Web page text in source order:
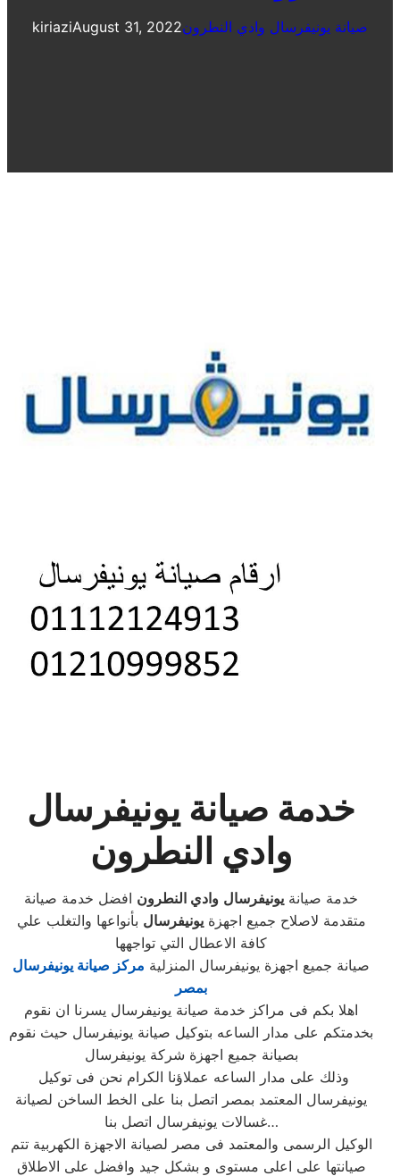
kiriaziAugust 31, 2022صيانة يونيفرسال وادي النطرون
خدمة صيانة يونيفرسال
وادي النطرون
خدمة صيانة يونيفرسال وادي النطرون افضل خدمة صيانة
متقدمة لاصلاح جميع اجهزةيونيفرسال بأنواعها والتغلب علي
كافة الاعطال التي تواجهها
صيانة جميع اجهزة يونيفرسال المنزلية مركز صيانة يونيفرسال
بمصر
اهلا بكم فى مراكز خدمة صيانة يونيفرسال يسرنا ان نقوم
بخدمتكم على مدار الساعه بتوكيل صيانة يونيفرسال حيث نقوم
بصيانة جميع اجهزة شركة يونيفرسال
يونيفرسال المعتمد بمصر اتصل بنا على الخط الساخن لصيانة
غسالات يونيفرسال اتصل بنا…
الوكيل الرسمى والمعتمد فى مصر لصيانة الاجهزة الكهربية تتم
صيانتها على اعلى مستوى و بشكل جيد وافضل على الاطلاق